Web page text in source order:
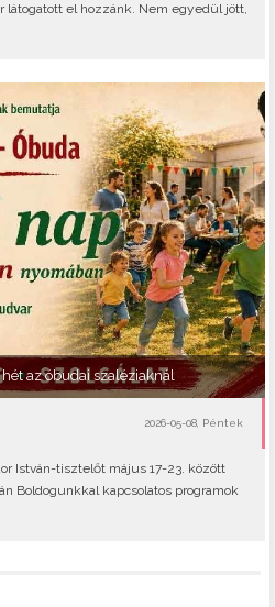
látogatott el hozzánk. Nem egyedül jött,
az óbudai szaléziaknál
2026-05-08, Péntek
István-tisztelőt május 17-23. között
Boldogunkkal kapcsolatos programok